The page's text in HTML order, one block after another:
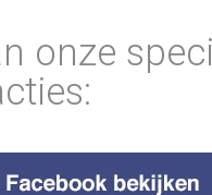
onze